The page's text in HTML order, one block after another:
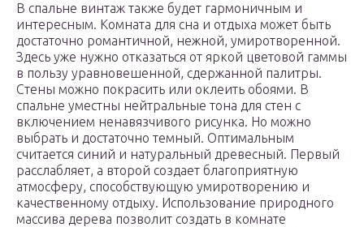
В спальне винтаж также будет гармоничным и
интересным. Комната для сна и отдыха может быть
достаточно романтичной, нежной, умиротворенной.
Здесь уже нужно отказаться от яркой цветовой гаммы
в пользу уравновешенной, сдержанной палитры.
Стены можно покрасить или оклеить обоями. В
спальне уместны нейтральные тона для стен с
включением ненавязчивого рисунка. Но можно
выбрать и достаточно темный. Оптимальным
считается синий и натуральный древесный. Первый
расслабляет, а второй создает благоприятную
атмосферу, способствующую умиротворению и
качественному отдыху. Использование природного
массива дерева позволит создать в комнате